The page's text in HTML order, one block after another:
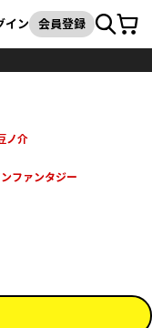
検索
イン 会員登録カート
ノ介
ファンタジー